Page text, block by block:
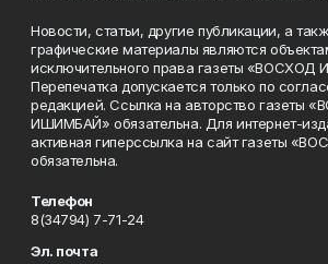
Новости, статьи, другие публикации, а
графические материалы являются
исключительного права газеты
Перепечатка допускается только по
редакцией. Ссылка на авторство газеты
ИШИМБАЙ» обязательна. Для интернет-
активная гиперссылка на сайт газеты
обязательна.
Телефон
8(34794) 7-71-24
Эл. почта